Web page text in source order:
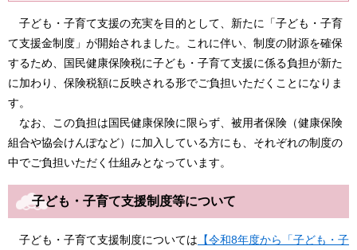
子ども・子育て支援の充実を目的として、新たに「子ども・子育
て支援金制度」が開始されました。これに伴い、制度の財源を確保
するため、国民健康保険税に子ども・子育て支援に係る負担が新た
に加わり、保険税額に反映される形でご負担いただくことになりま
す。
なお、この負担は国民健康保険に限らず、被用者保険（健康保険
組合や協会けんぽなど）に加入している方にも、それぞれの制度の
中でご負担いただく仕組みとなっています。
子ども・子育て支援制度等について
子ども・子育て支援制度については 【令和8年度から「子ども・子